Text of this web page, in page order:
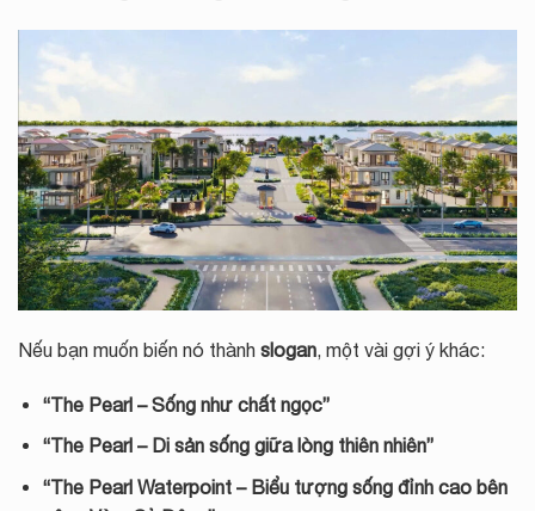
Nếu bạn muốn biến nó thành slogan, một vài gợi ý khác:
“The Pearl – Sống như chất ngọc”
“The Pearl – Di sản sống giữa lòng thiên nhiên”
“The Pearl Waterpoint – Biểu tượng sống đỉnh cao bên